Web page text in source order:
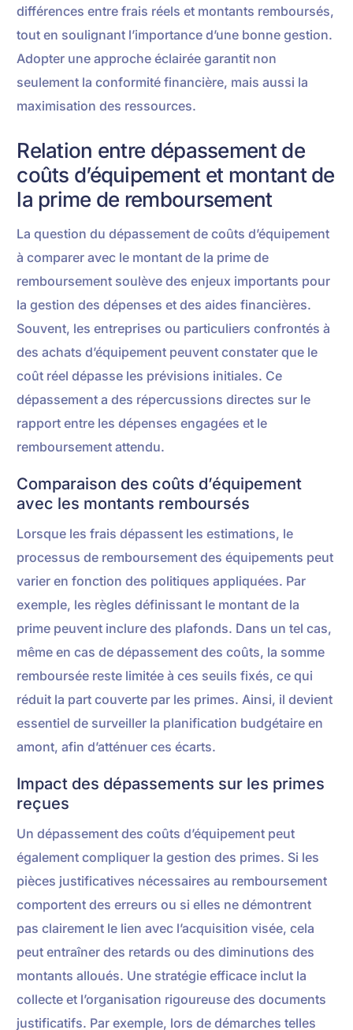
différences entre frais réels et montants remboursés,
tout en soulignant l’importance d’une bonne gestion.
Adopter une approche éclairée garantit non
seulement la conformité financière, mais aussi la
maximisation des ressources.
Relation entre dépassement de
coûts d’équipement et montant de
la prime de remboursement
La question du dépassement de coûts d’équipement
à comparer avec le montant de la prime de
remboursement soulève des enjeux importants pour
la gestion des dépenses et des aides financières.
Souvent, les entreprises ou particuliers confrontés à
des achats d’équipement peuvent constater que le
coût réel dépasse les prévisions initiales. Ce
dépassement a des répercussions directes sur le
rapport entre les dépenses engagées et le
remboursement attendu.
Comparaison des coûts d’équipement
avec les montants remboursés
Lorsque les frais dépassent les estimations, le
processus de remboursement des équipements peut
varier en fonction des politiques appliquées. Par
exemple, les règles définissant le montant de la
prime peuvent inclure des plafonds. Dans un tel cas,
même en cas de dépassement des coûts, la somme
remboursée reste limitée à ces seuils fixés, ce qui
réduit la part couverte par les primes. Ainsi, il devient
essentiel de surveiller la planification budgétaire en
amont, afin d’atténuer ces écarts.
Impact des dépassements sur les primes
reçues
Un dépassement des coûts d’équipement peut
également compliquer la gestion des primes. Si les
pièces justificatives nécessaires au remboursement
comportent des erreurs ou si elles ne démontrent
pas clairement le lien avec l’acquisition visée, cela
peut entraîner des retards ou des diminutions des
montants alloués. Une stratégie efficace inclut la
collecte et l’organisation rigoureuse des documents
justificatifs. Par exemple, lors de démarches telles